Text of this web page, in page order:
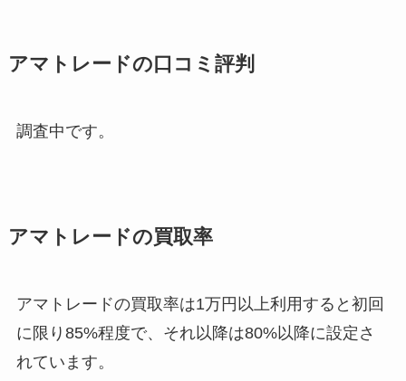
アマトレードの口コミ評判
調査中です。
アマトレードの買取率
アマトレードの買取率は1万円以上利用すると初回
に限り85%程度で、それ以降は80%以降に設定さ
れています。